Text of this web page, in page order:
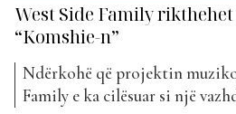
West Side Family
“Komshie-n”
Ndërkohë që projektin
Family e ka cilësuar si një